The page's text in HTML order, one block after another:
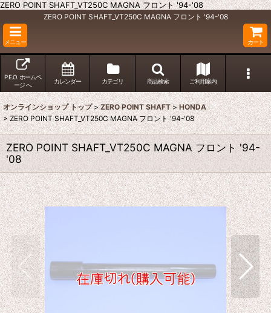
ZERO POINT SHAFT_VT250C MAGNA フロント '94-'08
ZERO POINT SHAFT_VT250C MAGNA フロント '94-'08
メニュー カート
P.E.O. ホームペ
ージ へ
カレンダー カテゴリ 商品検索 ご利用案内
オンラインショップ トップ > ZERO POINT SHAFT > HONDA
> ZERO POINT SHAFT_VT250C MAGNA フロント '94-'08
ZERO POINT SHAFT_VT250C MAGNA フロント '94-
'08